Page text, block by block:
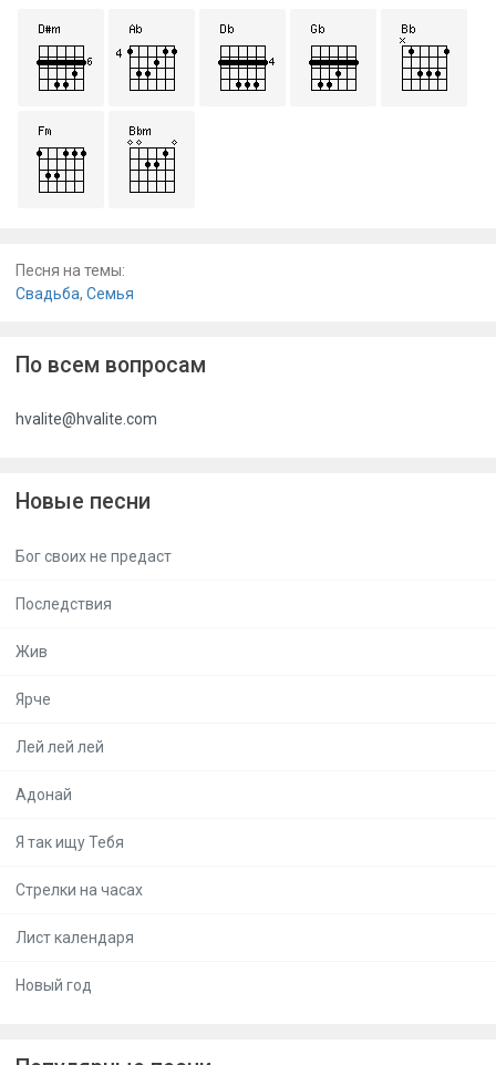
Песня на темы:
Свадьба, Семья
По всем вопросам
hvalite@hvalite.com
Новые песни
Бог своих не предаст
Последствия
Жив
Ярче
Лей лей лей
Адонай
Я так ищу Тебя
Стрелки на часах
Лист календаря
Новый год